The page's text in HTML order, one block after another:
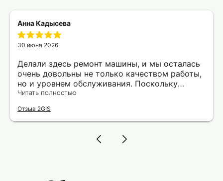
Анна Кадысева
30 июня 2026
Делали здесь ремонт машины, и мы осталась
очень довольны не только качеством работы,
но и уровнем обслуживания. Поскольку
машину пришлось оставить утром, для меня
добраться до работы. Мастер автосервиса
любезно предложил подвезти меня, за что ему
отдельная благодарность. Сервис, где
действительно ценят и уважают своих
Читать полностью
Отзыв 2GIS